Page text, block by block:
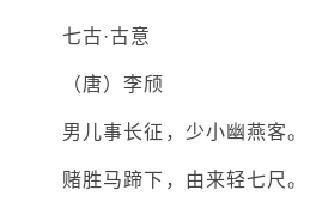
七古·古意
（唐）李颀
男儿事长征，少小幽燕客。
赌胜马蹄下，由来轻七尺。